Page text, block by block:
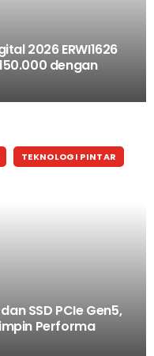
2026 ERWI1626
dengan
TEKNOLOGI PINTAR
SSD PCIe Gen5,
Performa